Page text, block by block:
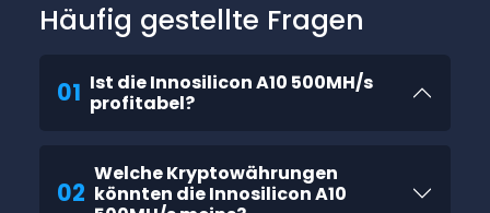
Häufig gestellte Fragen
01 Ist die Innosilicon A10 500MH/s
profitabel?
02
Welche Kryptowährungen
könnten die Innosilicon A10